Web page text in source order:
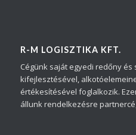
R-M LOGISZTIKA KFT.
Cégünk saját egyedi redőny
kifejlesztésével,
értékesítésével foglalkozik.
állunk rendelkezésre